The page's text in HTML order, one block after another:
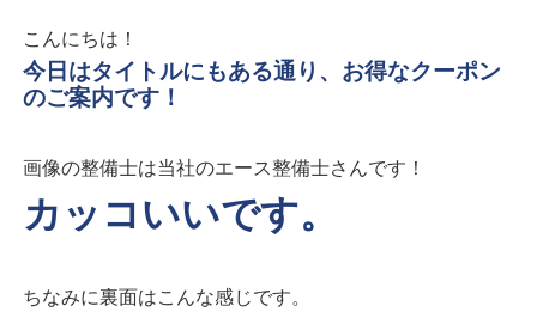
こんにちは！
今日はタイトルにもある通り、お得なクーポン
のご案内です！
画像の整備士は当社のエース整備士さんです！
カッコいいです。
ちなみに裏面はこんな感じです。